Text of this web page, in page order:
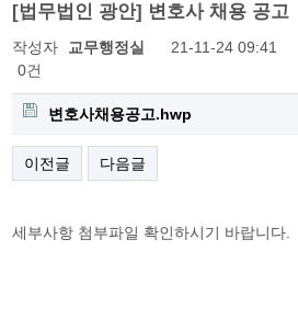
[법무법인 광안] 변호사 채용 공고
작성자 교무행정실 21-11-24 09:41
0건
변호사채용공고.hwp
이전글 다음글
세부사항 첨부파일 확인하시기 바랍니다.